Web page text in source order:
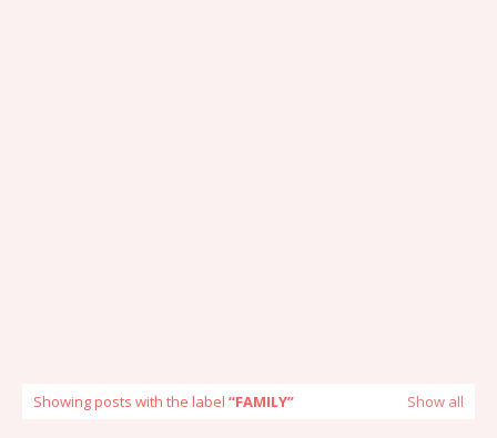
Showing posts with the label FAMILY Show all